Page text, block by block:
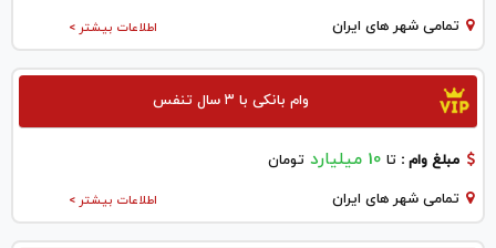
اطلاعات بیشتر > تمامی شهر های ایران
وام بانکی با ۳ سال تنفس
مبلغ وام : تا 10 میلیارد تومان
اطلاعات بیشتر > تمامی شهر های ایران